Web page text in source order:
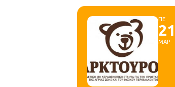
ΠΕ
21
ΜΑΡ